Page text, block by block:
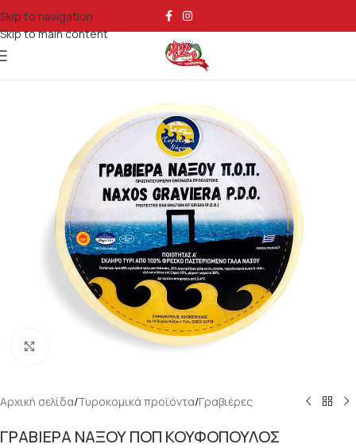
Skip to navigation
Skip to main content
Κάντε κλικ για μεγέθυνση
Αρχική σελίδα/Τυροκομικά προϊόντα/Γραβιέρες
ΓΡΑΒΙΕΡΑ ΝΑΞΟΥ ΠΟΠ ΚΟΥΦΟΠΟΥΛΟΣ